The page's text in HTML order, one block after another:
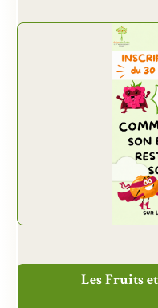
Les Fruits